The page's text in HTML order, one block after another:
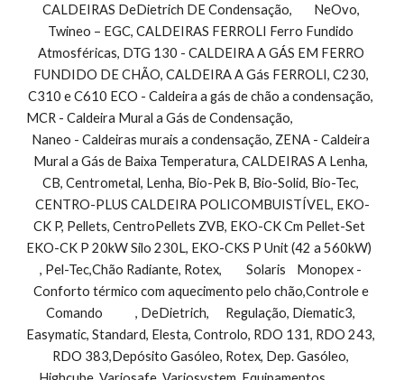
CALDEIRAS DeDietrich DE Condensação,        NeOvo,
Twineo – EGC, CALDEIRAS FERROLI Ferro Fundido
Atmosféricas, DTG 130 - CALDEIRA A GÁS EM FERRO
FUNDIDO DE CHÃO, CALDEIRA A Gás FERROLI, C230,
C310 e C610 ECO - Caldeira a gás de chão a condensação,
MCR - Caldeira Mural a Gás de Condensação,
Naneo - Caldeiras murais a condensação, ZENA - Caldeira
Mural a Gás de Baixa Temperatura, CALDEIRAS A Lenha,
CB, Centrometal, Lenha, Bio-Pek B, Bio-Solid, Bio-Tec,
CENTRO-PLUS CALDEIRA POLICOMBUISTÍVEL, EKO-
CK P, Pellets, CentroPellets ZVB, EKO-CK Cm Pellet-Set
EKO-CK P 20kW Silo 230L, EKO-CKS P Unit (42 a 560kW)
, Pel-Tec,Chão Radiante, Rotex,         Solaris    Monopex -
Conforto térmico com aquecimento pelo chão,Controle e
Comando            , DeDietrich,      Regulação, Diematic3,
Easymatic, Standard, Elesta, Controlo, RDO 131, RDO 243,
RDO 383,Depósito Gasóleo, Rotex, Dep. Gasóleo,